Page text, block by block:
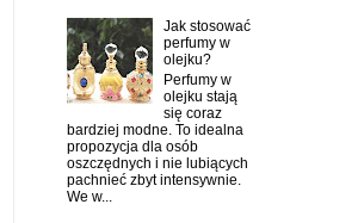
Jak stosować
perfumy w
olejku?
Perfumy w
olejku stają
się coraz
bardziej modne. To idealna
propozycja dla osób
oszczędnych i nie lubiących
pachnieć zbyt intensywnie.
We w...